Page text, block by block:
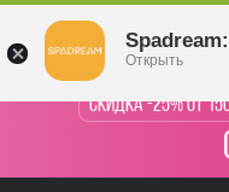
Скидка -25% от
Открыть